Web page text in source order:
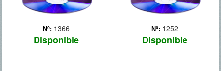
Nº: 1366
Disponible
Nº: 1252
Disponible